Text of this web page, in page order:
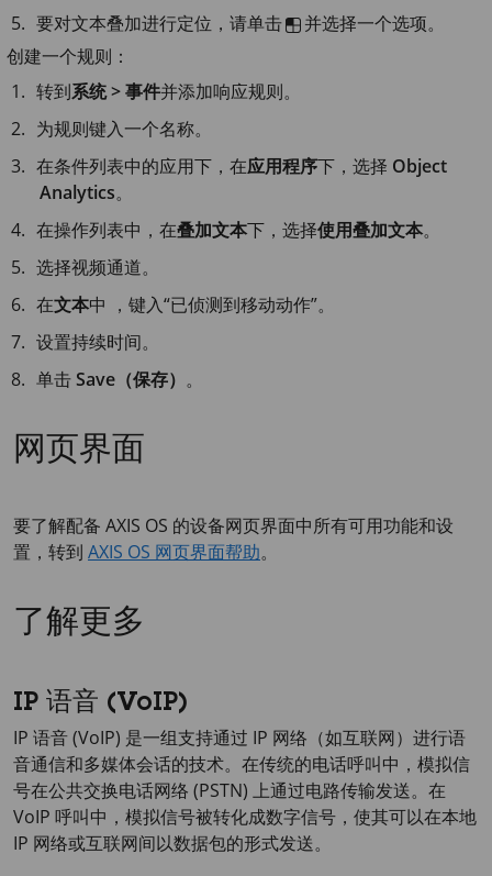
要对文本叠加进行定位，请单击
并选择一个选项。
创建一个规则：
转到系统 > 事件并添加响应规则。
为规则键入一个名称。
在条件列表中的应用下，在应用程序下，选择 Object
Analytics。
在操作列表中，在叠加文本下，选择使用叠加文本。
选择视频通道。
在文本中 ，键入“已侦测到移动动作”。
设置持续时间。
单击Save（保存） 。
网页界面
要了解配备 AXIS OS 的设备网页界面中所有可用功能和设
置，转到 AXIS OS 网页界面帮助。
了解更多
IP 语音 (VoIP)
IP 语音 (VoIP) 是一组支持通过 IP 网络（如互联网）进行语
音通信和多媒体会话的技术。在传统的电话呼叫中，模拟信
号在公共交换电话网络 (PSTN) 上通过电路传输发送。在
VoIP 呼叫中，模拟信号被转化成数字信号，使其可以在本地
IP 网络或互联网间以数据包的形式发送。